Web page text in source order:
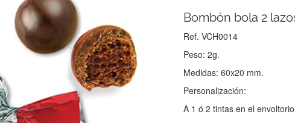
Bombón bola 2
Ref. VCH0014
Peso: 2g.
Medidas: 60x20 mm.
Personalización:
A 1 ó 2 tintas en el